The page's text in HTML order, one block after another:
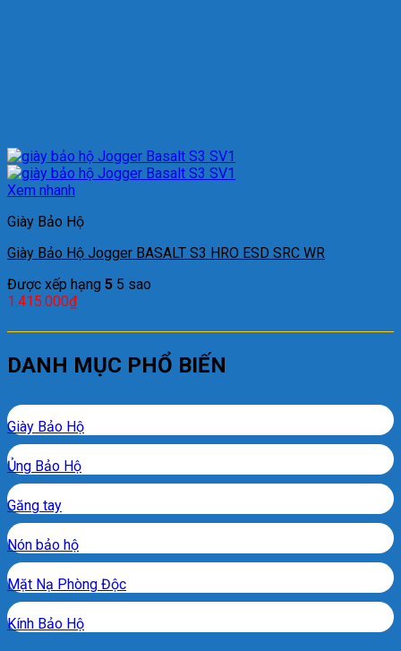
Xem nhanh
Giày Bảo Hộ
Giày Bảo Hộ Jogger BASALT S3 HRO ESD SRC WR
Được xếp hạng 5 5 sao
1.415.000₫
DANH MỤC PHỔ BIẾN
Giày Bảo Hộ
Ủng Bảo Hộ
Găng tay
Nón bảo hộ
Mặt Nạ Phòng Độc
Kính Bảo Hộ